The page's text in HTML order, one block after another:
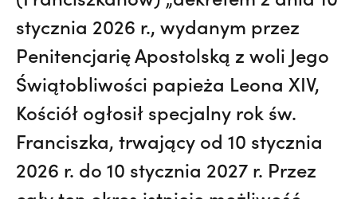
stycznia 2026 r., wydanym przez
Penitencjarię Apostolską z woli Jego
Świątobliwości papieża Leona XIV,
Kościół ogłosił specjalny rok św.
Franciszka, trwający od 10 stycznia
2026 r. do 10 stycznia 2027 r. Przez